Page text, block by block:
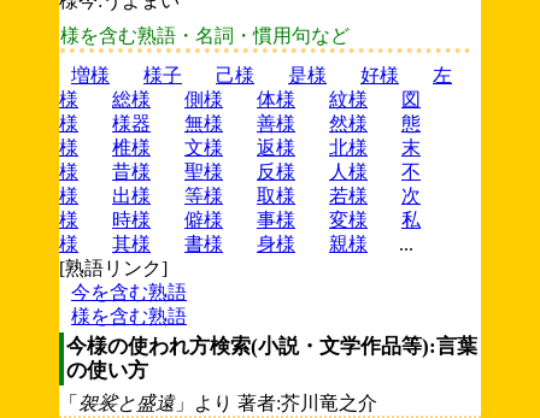
様を含む熟語・名詞・慣用句など
増様
様子 己様 是様 好様
左
様
総様 側様 体様 紋様
図
様
様器 無様 善様 然様
態
様
椎様 文様 返様 北様
末
様
昔様 聖様 反様 人様
不
様
出様 等様 取様 若様
次
様
時様 僻様 事様 変様
私
様
其様 書様 身様 親様
...
[熟語リンク]
今を含む熟語
様を含む熟語
今様の使われ方検索(小説・文学作品等):言葉
の使い方
「 袈裟と盛遠」より 著者:芥川竜之介